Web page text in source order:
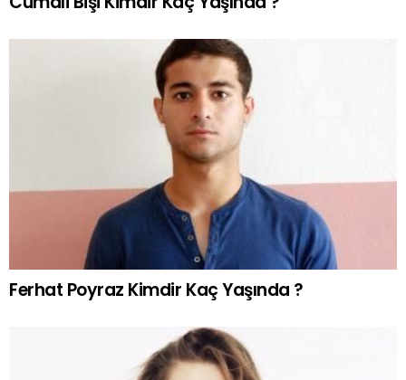
Ferhat Poyraz Kimdir Kaç Yaşında ?